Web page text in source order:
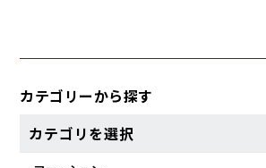
カテゴリーから探す
カテゴリを選択